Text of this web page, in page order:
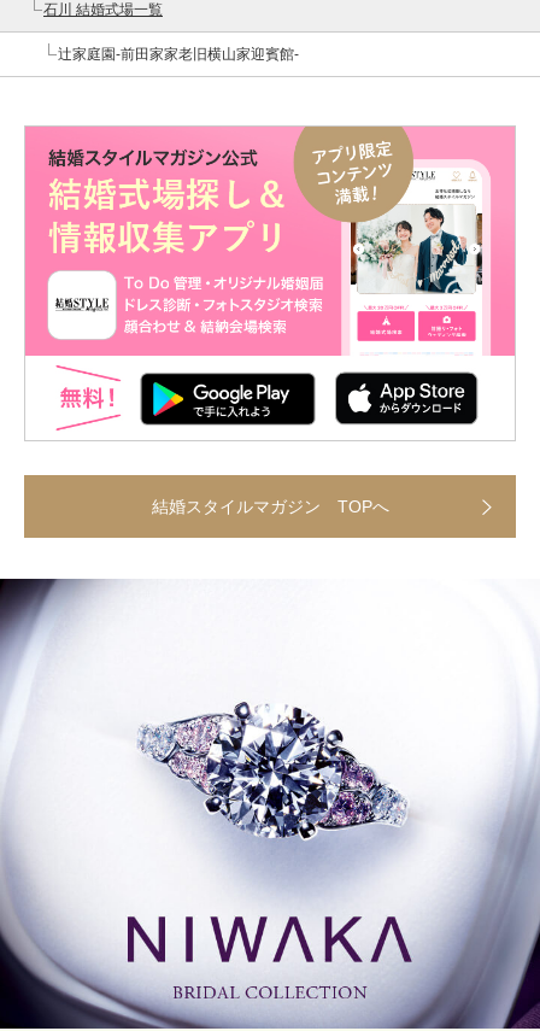
石川 結婚式場一覧
辻家庭園-前田家家老旧横山家迎賓館-
結婚スタイルマガジン TOPへ